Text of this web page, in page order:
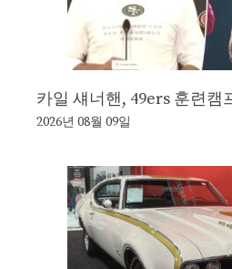
카일 섀너핸, 49ers 훈련캠
2026년 08월 09일